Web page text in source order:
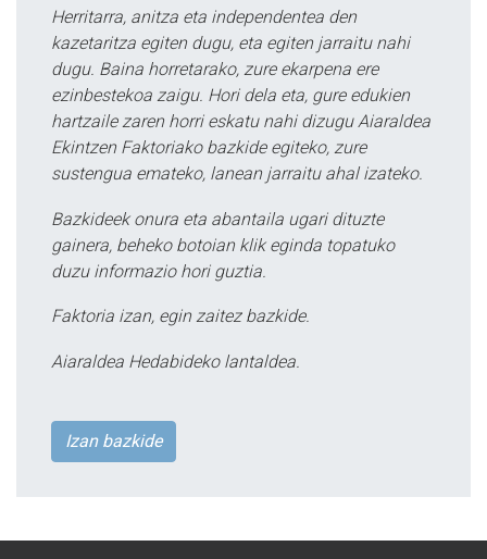
Herritarra, anitza eta independentea den
kazetaritza egiten dugu, eta egiten jarraitu nahi
dugu. Baina horretarako, zure ekarpena ere
ezinbestekoa zaigu. Hori dela eta, gure edukien
hartzaile zaren horri eskatu nahi dizugu Aiaraldea
Ekintzen Faktoriako bazkide egiteko, zure
sustengua emateko, lanean jarraitu ahal izateko.
Bazkideek onura eta abantaila ugari dituzte
gainera, beheko botoian klik eginda topatuko
duzu informazio hori guztia.
Faktoria izan, egin zaitez bazkide.
Aiaraldea Hedabideko lantaldea.
Izan bazkide